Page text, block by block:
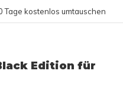
Tage kostenlos umtauschen
Edition für